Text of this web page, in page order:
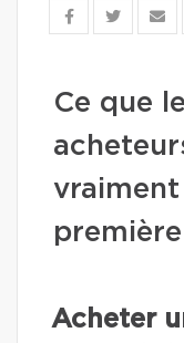
Ce que
vraiment
Acheter